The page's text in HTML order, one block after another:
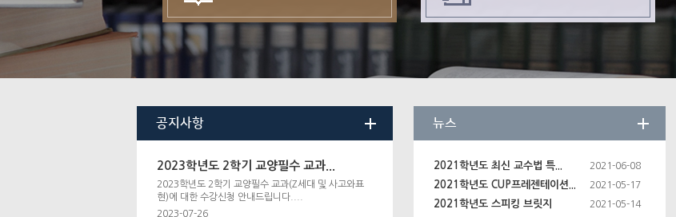
공지사항
2023학년도 2학기 교양필수 교과...
2023학년도 2학기 교양필수 교과(Z세대 및 사고와표
현)에 대한 수강신청 안내드립니다....
2023-07-26
뉴스
2021학년도 최신 교수법 특... 2021-06-08
2021학년도 CUP프레젠테이션... 2021-05-17
2021학년도 스피킹 브릿지 2021-05-14